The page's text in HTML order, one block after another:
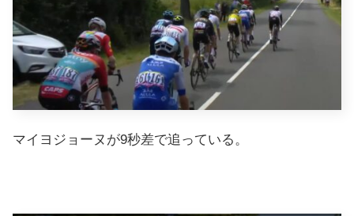
マイヨジョーヌが9秒差で追っている。